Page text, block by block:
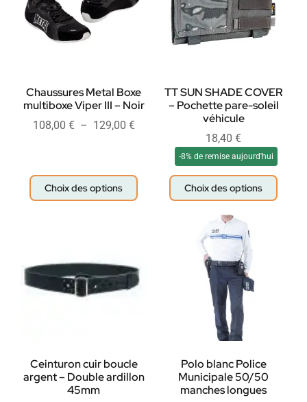
Chaussures Metal Boxe
multiboxe Viper III – Noir
108,00 € – 129,00 €
Choix des options
TT SUN SHADE COVER
– Pochette pare-soleil
véhicule
18,40 €
-8% de remise aujourd'hui
Choix des options
Ceinturon cuir boucle
argent – Double ardillon
45mm
Polo blanc Police
Municipale 50/50
manches longues